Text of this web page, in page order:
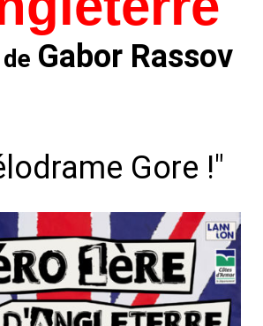
de Gabor Rassov
Gore !"